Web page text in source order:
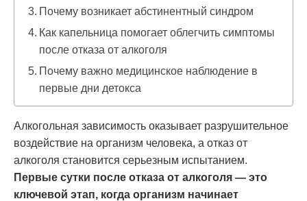
Почему возникает абстинентный синдром
Как капельница помогает облегчить симптомы
после отказа от алкоголя
Почему важно медицинское наблюдение в
первые дни детокса
Алкогольная зависимость оказывает разрушительное
воздействие на организм человека, а отказ от
алкоголя становится серьезным испытанием.
Первые сутки после отказа от алкоголя — это
ключевой этап, когда организм начинает